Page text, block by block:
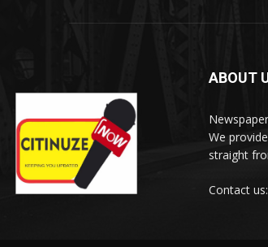
ABOUT
We
straight
Contact us: